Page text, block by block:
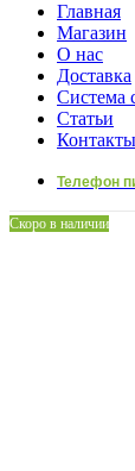
Главная
Магазин
О нас
Доставка
Система
Статьи
Контакты
Телефон
Скоро в наличии